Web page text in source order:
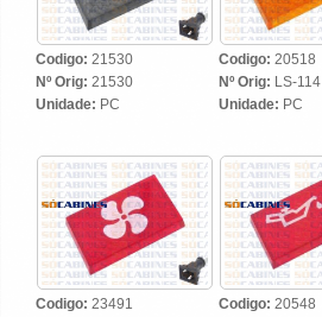
Codigo: 21530
Nº Orig: 21530
Unidade: PC
Codigo: 20518
Nº Orig: LS-114
Unidade: PC
Codigo: 23491
Codigo: 20548